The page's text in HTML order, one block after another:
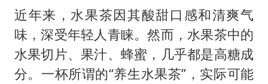
近年来，水果茶因其酸甜口感和清爽气
味，深受年轻人青睐。然而，水果茶中的
水果切片、果汁、蜂蜜，几乎都是高糖成
分。一杯所谓的“养生水果茶”，实际可能